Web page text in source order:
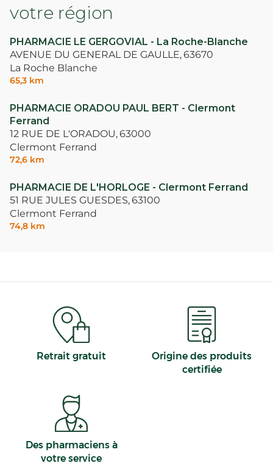
votre région
PHARMACIE LE GERGOVIAL - La Roche-Blanche
AVENUE DU GENERAL DE GAULLE,63670
La Roche Blanche
65,3 km
PHARMACIE ORADOU PAUL BERT - Clermont
Ferrand
12 RUE DE L'ORADOU,63000
Clermont Ferrand
72,6 km
PHARMACIE DE L'HORLOGE - Clermont Ferrand
51 RUE JULES GUESDES,63100
Clermont Ferrand
74,8 km
Retrait gratuit
Origine des produits
certifiée
Des pharmaciens à
votre service